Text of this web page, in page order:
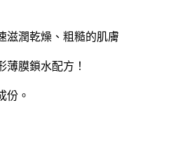
滋潤乾燥、粗糙的肌膚
薄膜鎖水配方！
份。